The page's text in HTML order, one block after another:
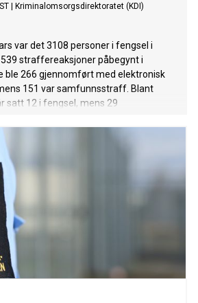
Kriminalomsorgsdirektoratet (KDI)
var det 3108 personer i fengsel i
539 straffereaksjoner påbegynt i
ble 266 gjennomført med elektronisk
151 var samfunnsstraff. Blant
satt 12 i fengsel, mens 29